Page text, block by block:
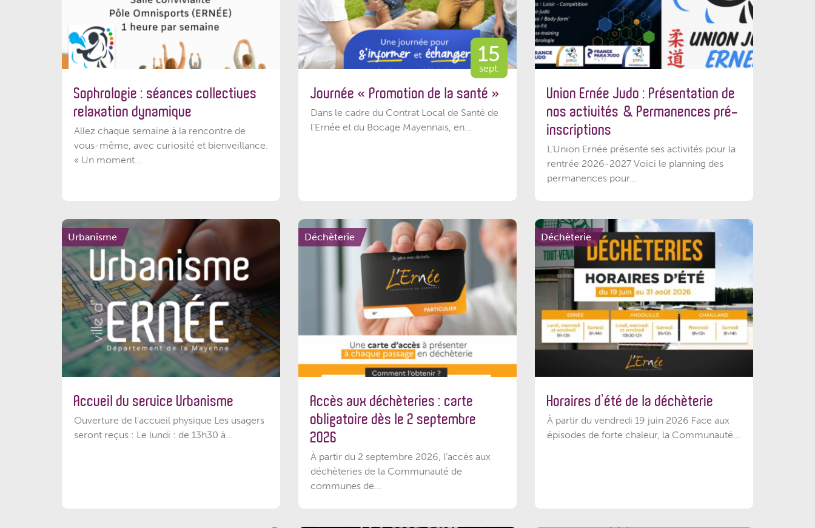
Sophrologie : séances collectives
relaxation dynamique
Allez chaque semaine à la rencontre de
vous-même, avec curiosité et bienveillance.
« Un moment...
15
sept.
Journée « Promotion de la santé »
Dans le cadre du Contrat Local de Santé de
l’Ernée et du Bocage Mayennais, en...
Union Ernée Judo : Présentation de
nos activités & Permanences pré-
inscriptions
L'Union Ernée présente ses activités pour la
rentrée 2026-2027 Voici le planning des
permanences pour...
Urbanisme
Accueil du service Urbanisme
Ouverture de l'accueil physique Les usagers
seront reçus : Le lundi : de 13h30 à...
Déchèterie
Accès aux déchèteries : carte
obligatoire dès le 2 septembre
2026
À partir du 2 septembre 2026, l’accès aux
déchèteries de la Communauté de
communes de...
Déchèterie
Horaires d’été de la déchèterie
À partir du vendredi 19 juin 2026 Face aux
épisodes de forte chaleur, la Communauté...